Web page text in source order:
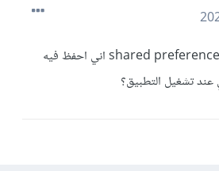
هل في طريقه اخرا غير shared preferences اني احفظ فيه
تشغيل التطبيق؟